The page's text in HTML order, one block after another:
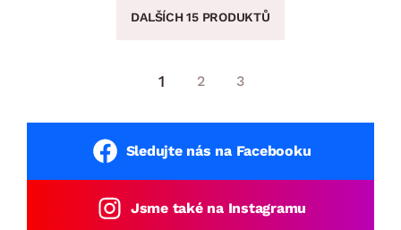
DALŠÍCH 15 PRODUKTŮ
1 2 3
Sledujte nás na Facebooku
Jsme také na Instagramu